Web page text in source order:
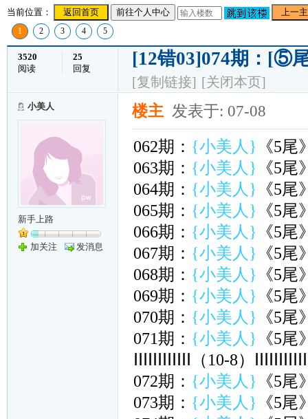
当前位置： 返回首页 前往个人中心 上一
1 2 3 4 5
3520
阅读
25
回复
[12错03]074期：
[复制链接] [关闭本页]
小美人
新手上路
加关注 发消息
楼主 发表于: 07-08
062期： {小美人} 《5
063期： {小美人} 《5
064期： {小美人} 《5
065期： {小美人} 《5
066期： {小美人} 《5
067期： {小美人} 《5
068期： {小美人} 《5
069期： {小美人} 《5
070期： {小美人} 《5
071期： {小美人} 《5
ⅠⅠⅠⅠⅠⅠⅠⅠⅠⅠⅠⅠ（10-8）
072期： {小美人} 《5
073期： {小美人} 《5